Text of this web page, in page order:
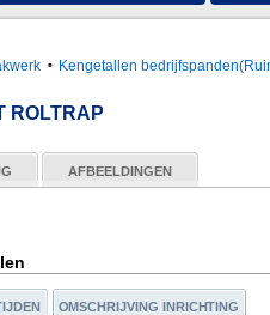
Kengetallen
ROLTRAP
AFBEELDINGEN
OMSCHRIJVING INRICHTING